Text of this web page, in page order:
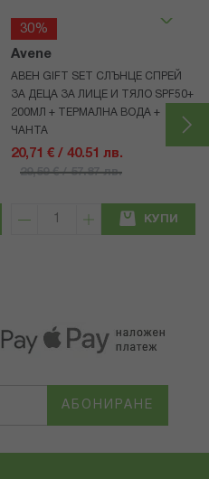
30%
Avene
АВЕН GIFT SET СЛЪНЦЕ СПРЕЙ
ЗА ДЕЦА ЗА ЛИЦЕ И ТЯЛО SPF50+
200МЛ + ТЕРМАЛНА ВОДА +
ЧАНТА
20,71 € / 40.51 лв.
29,59 € / 57.87 лв.
КУПИ
АБОНИРАНЕ